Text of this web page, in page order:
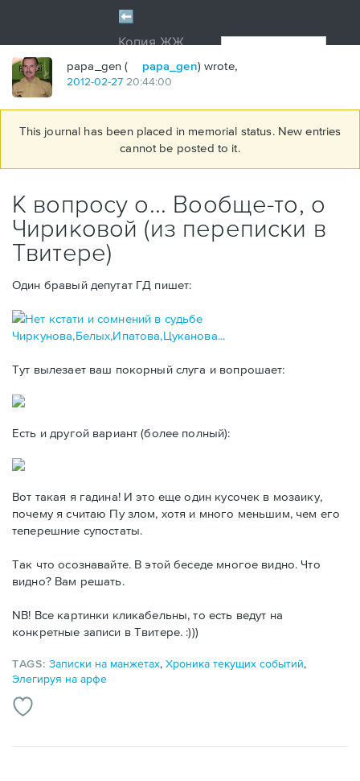
papa_gen ( papa_gen) wrote,
2012-02-27 20:44:00
This journal has been placed in memorial status. New entries
cannot be posted to it.
К вопросу о... Вообще-то, о
Чириковой (из переписки в
Твитере)
Один бравый депутат ГД пишет:
Тут вылезает ваш покорный слуга и вопрошает:
Есть и другой вариант (более полный):
Вот такая я гадина! И это еще один кусочек в мозаику,
почему я считаю Пу злом, хотя и много меньшим, чем его
теперешние супостаты.
Так что осознавайте. В этой беседе многое видно. Что
видно? Вам решать.
NB! Все картинки кликабельны, то есть ведут на
конкретные записи в Твитере. :)))
TAGS:Записки на манжетах,Хроника текущих событий,
Элегируя на арфе